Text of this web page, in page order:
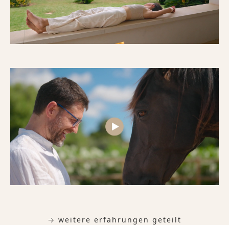
→ weitere erfahrungen geteilt